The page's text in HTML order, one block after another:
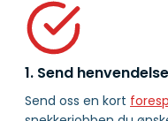
1. Send henvendelse
Send oss en kort